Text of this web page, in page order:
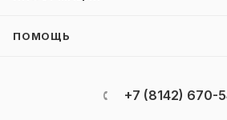
ПОМОЩЬ
+7 (8142) 670-